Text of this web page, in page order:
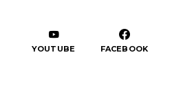
YOUTUBE FACEBOOK